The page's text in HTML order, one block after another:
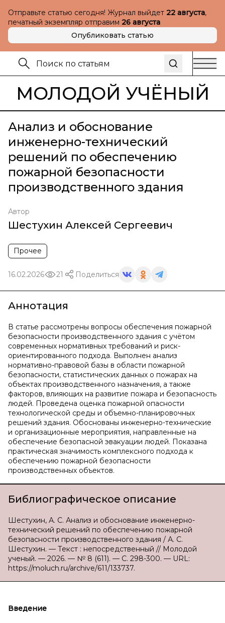
Отправьте статью сегодня! Журнал выйдет 22 августа,
печатный экземпляр отправим 26 августа
Опубликовать статью
МОЛОДОЙ УЧЁНЫЙ
Анализ и обоснование
инженерно-технический
решений по обеспечению
пожарной безопасности
производственного здания
Автор
Шестухин Алексей Сергеевич
Прочее
16.02.2026 21 Поделиться
Аннотация
В статье рассмотрены вопросы обеспечения пожарной
безопасности производственного здания с учётом
современных нормативных требований и риск-
ориентированного подхода. Выполнен анализ
нормативно-правовой базы в области пожарной
безопасности, статистических данных о пожарах на
объектах производственного назначения, а также
факторов, влияющих на развитие пожара и безопасность
людей. Проведена оценка пожарной опасности
технологической среды и объемно-планировочных
решений здания. Обоснованы инженерно-технические
и организационные мероприятия, направленные на
обеспечение безопасной эвакуации людей. Показана
практическая значимость комплексного подхода к
обеспечению пожарной безопасности
производственных объектов.
Библиографическое описание
Шестухин, А. С. Анализ и обоснование инженерно-
технический решений по обеспечению пожарной
безопасности производственного здания / А. С.
Шестухин. — Текст : непосредственный // Молодой
ученый. — 2026. — № 8 (611). — С. 298-300. — URL:
https://moluch.ru/archive/611/133737.
Введение